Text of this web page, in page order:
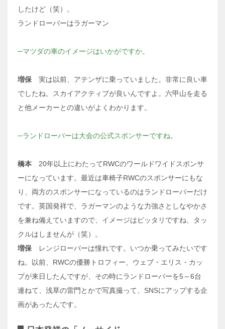
したけど（笑）。
ランドローバーはラガーマン
─マツダの車のイメージはいかがですか。
増保 実は以前、アテンザに乗っていました。非常に良い車
でしたね。スカイアクティブが良いんですよ。六甲山を走る
と他メーカーとの違いがよくわかります。
─ランドローバーは大会の公式スポンサーですね。
橋本 20年以上にわたってRWCのワールドワイドスポンサ
ーになっています。最近は車椅子RWCのスポンサーにもな
り、両方のスポンサーになっているのはランドローバーだけ
です。英国発祥で、ラガーマンのような力強さとしなやかさ
を兼ね備えていますので、イメージはピッタリですね、タッ
クルはしませんが（笑）。
増保 レンジローバーは憧れです。いつか乗ってみたいです
ね。以前、RWCの優勝トロフィー、ウェブ・エリス・カッ
プが来日したんですが、その時にランドローバーを5～6台
連ねて、浅草の雷門とかで写真撮って、SNSにアップする企
画があったんです。